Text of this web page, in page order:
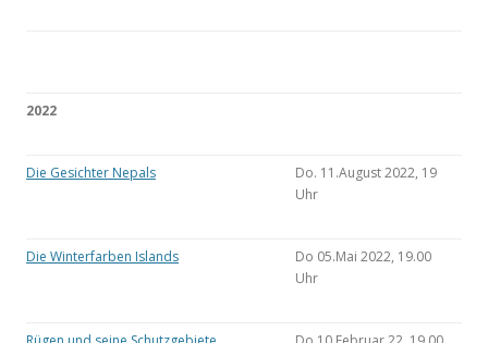
2022
Die Gesichter Nepals
Do. 11.August 2022, 19
Uhr
Die Winterfarben Islands
Do 05.Mai 2022, 19.00
Uhr